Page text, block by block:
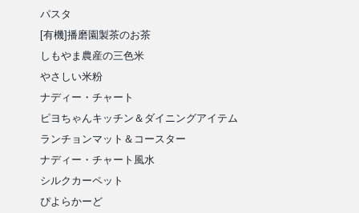
パスタ
[有機]播磨園製茶のお茶
しもやま農産の三色米
やさしい米粉
ナディー・チャート
ピヨちゃんキッチン＆ダイニングアイテム
ランチョンマット＆コースター
ナディー・チャート風水
シルクカーペット
ぴよらかーど